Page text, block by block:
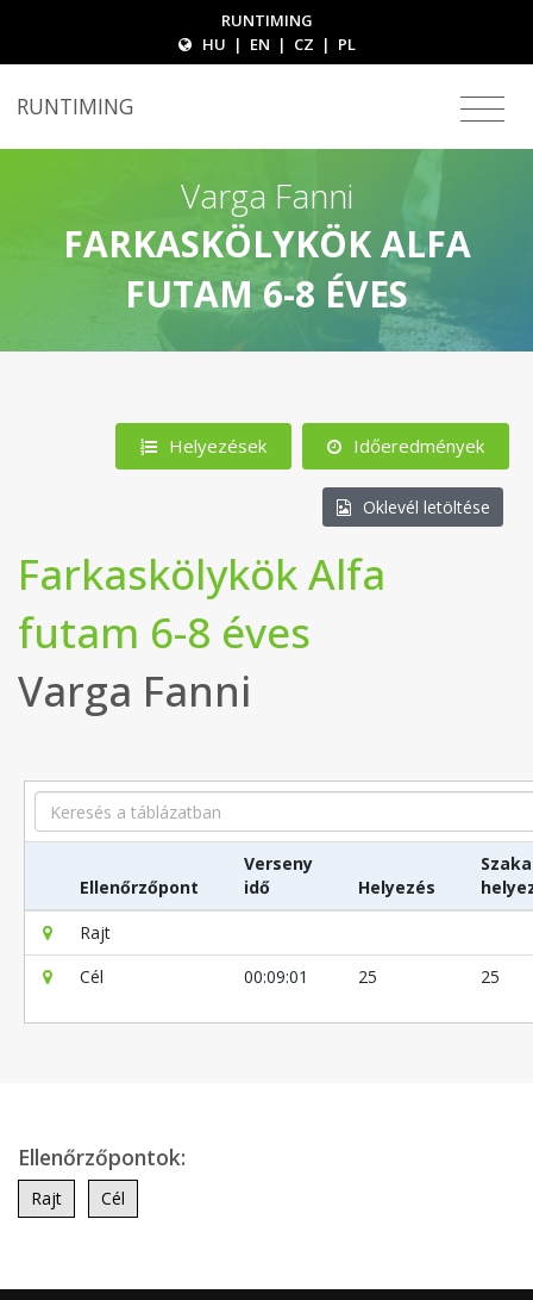
RUNTIMING
HU | EN | CZ | PL
RUNTIMING
Varga Fanni
FARKASKÖLYKÖK ALFA
FUTAM 6-8 ÉVES
Helyezések Időeredmények
Oklevél letöltése
Farkaskölykök Alfa
futam 6-8 éves
Varga Fanni
Search
Ellenőrzőpont
Verseny
idő
Helyezés
Rajt
Cél
00:09:01 25 25
Ellenőrzőpontok:
Rajt Cél